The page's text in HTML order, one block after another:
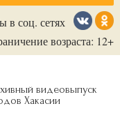
в соц. сетях
возраста: 12+
видеовыпуск
Хакасии